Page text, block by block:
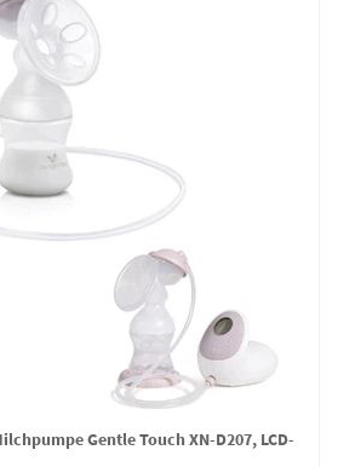
Gentle Touch XN-D207, LCD-